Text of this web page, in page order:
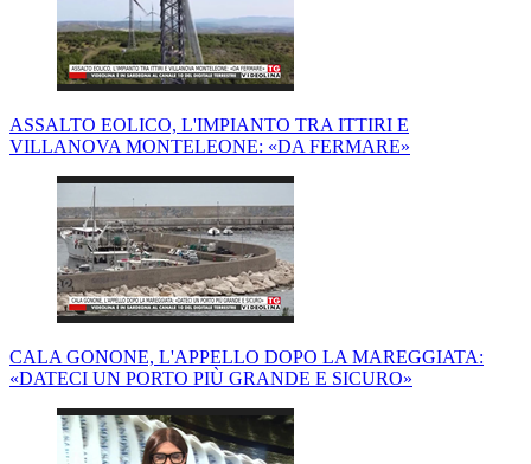
ASSALTO EOLICO, L'IMPIANTO TRA ITTIRI E
VILLANOVA MONTELEONE: «DA FERMARE»
CALA GONONE, L'APPELLO DOPO LA MAREGGIATA:
«DATECI UN PORTO PIÙ GRANDE E SICURO»